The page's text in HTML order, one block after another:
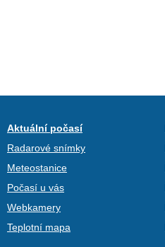
Aktuální počasí
Radarové snímky
Meteostanice
Počasí u vás
Webkamery
Teplotní mapa